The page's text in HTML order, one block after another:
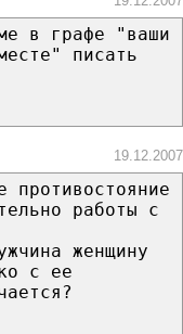
в графе "ваши
писать
19.12.2007
работы с
женщину
с ее